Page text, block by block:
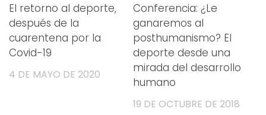
El retorno al deporte,
después de la
cuarentena por la
Covid-19
4 DE MAYO DE 2020
Conferencia: ¿Le
ganaremos al
posthumanismo? El
deporte desde una
mirada del desarrollo
humano
19 DE OCTUBRE DE 2018